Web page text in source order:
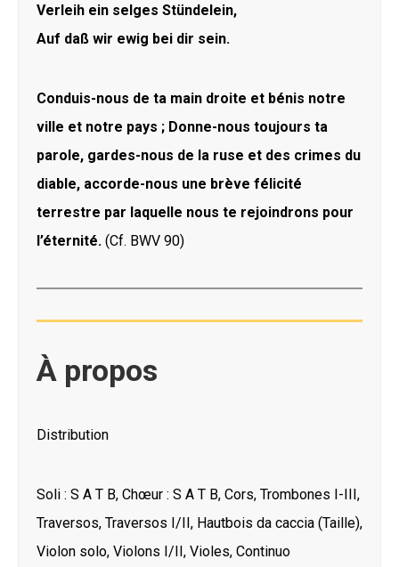
Verleih ein selges Stündelein,
Auf daß wir ewig bei dir sein.
Conduis-nous de ta main droite et bénis notre
ville et notre pays ; Donne-nous toujours ta
parole, gardes-nous de la ruse et des crimes du
diable, accorde-nous une brève félicité
terrestre par laquelle nous te rejoindrons pour
l’éternité. (Cf. BWV 90)
À propos
Distribution
Soli : S A T B, Chœur : S A T B, Cors, Trombones I-III,
Traversos, Traversos I/II, Hautbois da caccia (Taille),
Violon solo, Violons I/II, Violes, Continuo